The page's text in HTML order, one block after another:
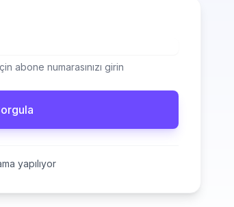
abone numarasınızı girin
yapılıyor